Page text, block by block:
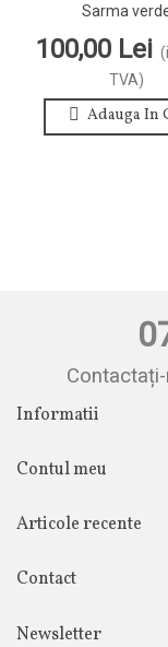
Sarma
100,00 Lei
TVA)
Adauga In
Informatii
Contul meu
Articole recente
Contact
Newsletter